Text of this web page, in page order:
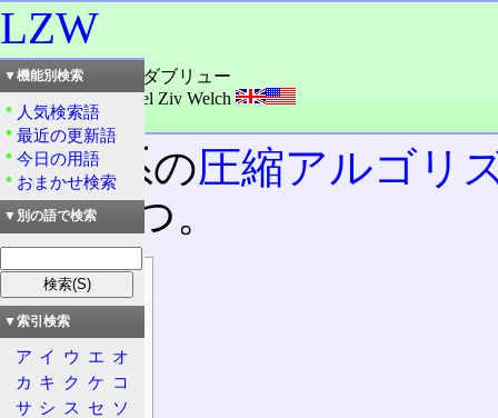
LZW
読み：エルズィーダブリュー
外語：LZW: Lempel Ziv Welch
品詞：固有名詞
LZ78系の圧縮アルゴリ
のの一つ。
目次
概要
特徴
圧縮法
特許問題
▼機能別検索
人気検索語
最近の更新語
今日の用語
おまかせ検索
▼別の語で検索
▼索引検索
ア イ ウ エ オ
カ キ ク ケ コ
サ シ ス セ ソ